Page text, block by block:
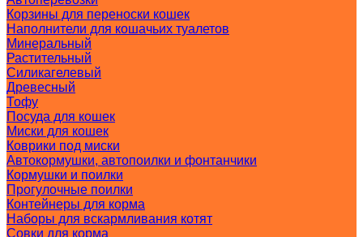
Корзины для переноски кошек
Наполнители для кошачьих туалетов
Минеральный
Растительный
Силикагелевый
Древесный
Тофу
Посуда для кошек
Миски для кошек
Коврики под миски
Автокормушки, автопоилки и фонтанчики
Кормушки и поилки
Прогулочные поилки
Контейнеры для корма
Наборы для вскармливания котят
Совки для корма